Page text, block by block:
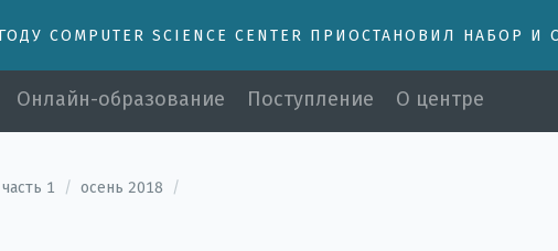
COMPUTER SCIENCE CENTER ПРИОСТАНОВИЛ НАБОР И
Онлайн-образование Поступление О центре
1 / осень 2018 /